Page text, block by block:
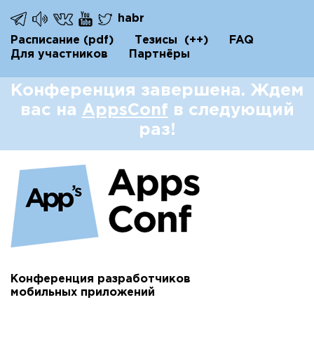
habr
Расписание (pdf) Тезисы (++)
FAQ
Для участников
Партнёры
Конференция завершена. Ждем
вас на AppsConf в следующий
раз!
Конференция разработчиков
мобильных приложений